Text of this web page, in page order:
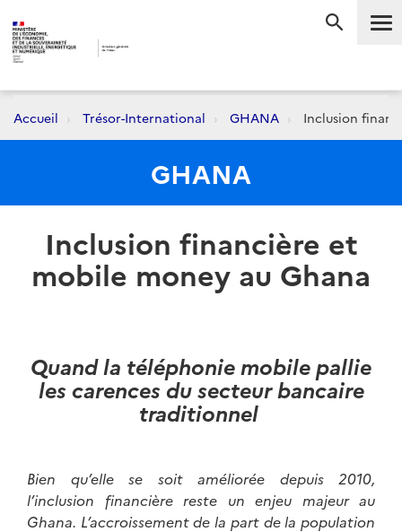
Accueil Trésor-International GHANA Inclusion
GHANA
Inclusion financière et
mobile money au Ghana
Quand la téléphonie mobile pallie
les carences du secteur bancaire
traditionnel
Bien qu’elle se soit améliorée depuis 2010,
l’inclusion financière reste un enjeu majeur au
Ghana. L’accroissement de la part de la population